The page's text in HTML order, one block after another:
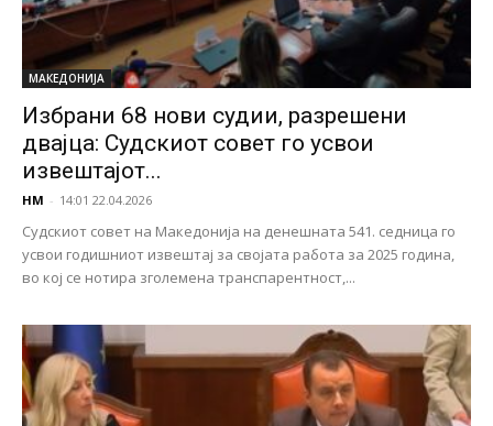
МАКЕДОНИЈА
Избрани 68 нови судии, разрешени
двајца: Судскиот совет го усвои
извештајот...
НМ - 14:01 22.04.2026
Судскиот совет на Македонија на денешната 541. седница го
усвои годишниот извештај за својата работа за 2025 година,
во кој се нотира зголемена транспарентност,...